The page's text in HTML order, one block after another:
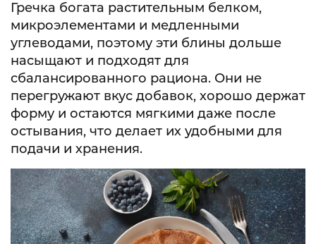
Гречка богата растительным белком,
микроэлементами и медленными
углеводами, поэтому эти блины дольше
насыщают и подходят для
сбалансированного рациона. Они не
перегружают вкус добавок, хорошо держат
форму и остаются мягкими даже после
остывания, что делает их удобными для
подачи и хранения.